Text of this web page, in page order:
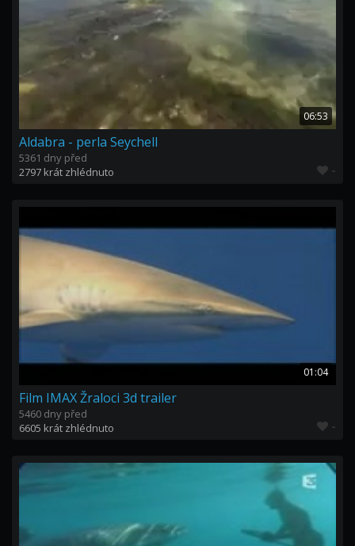
06:53
Aldabra - perla Seychell
5361 dny před
2797 krát zhlédnuto
-
01:04
Film IMAX Žraloci 3d trailer
5460 dny před
6605 krát zhlédnuto
-